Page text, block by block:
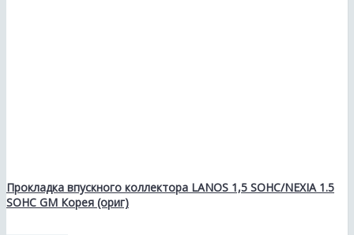
Прокладка впускного коллектора LANOS 1,5 SOHC/NEXIA 1.5
SOHC GM Корея (ориг)